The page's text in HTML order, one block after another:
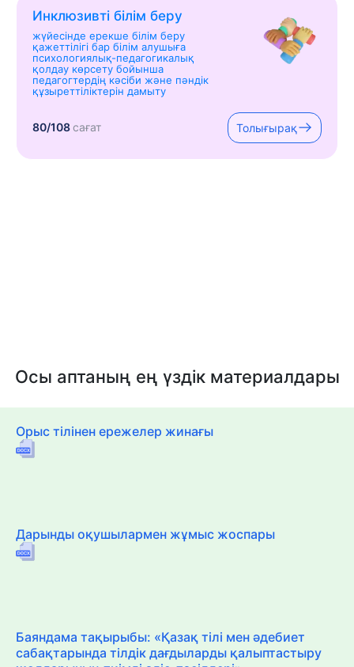
Инклюзивті білім беру
жүйесінде ерекше білім беру
қажеттілігі бар білім алушыға
психологиялық-педагогикалық
қолдау көрсету бойынша
педагогтердің кәсіби және пәндік
құзыреттіліктерін дамыту
80/108сағат Толығырақ
Осы аптаның ең үздік материалдары
Орыс тілінен ережелер жинағы
Дарынды оқушылармен жұмыс жоспары
Баяндама тақырыбы: «Қазақ тілі мен әдебиет
сабақтарында тілдік дағдыларды қалыптастыру